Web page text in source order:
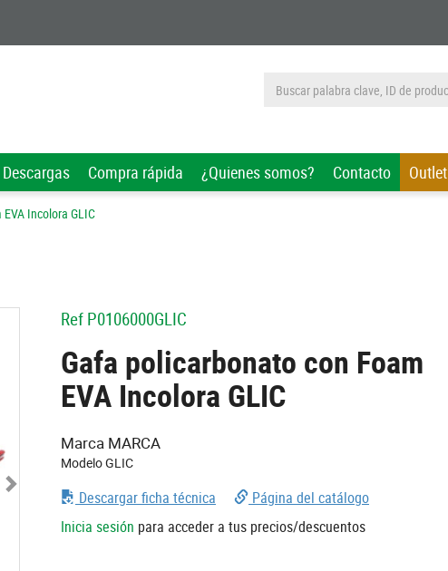
Descargas Compra rápida ¿Quienes somos? Contacto Outlet
Incolora GLIC
RefP0106000GLIC
Gafa policarbonato con Foam
EVA Incolora GLIC
Marca MARCA
Modelo GLIC
Descargar ficha técnica
Página del catálogo
Inicia sesión para acceder a tus precios/descuentos